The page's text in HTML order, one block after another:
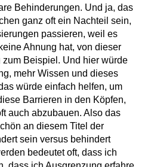
Behinderungen. Und ja, das
ganz oft ein Nachteil sein,
passieren, weil es
Ahnung hat, von dieser
Beispiel. Und hier würde
mehr Wissen und dieses
würde einfach helfen, um
Barrieren in den Köpfen,
auch abzubauen. Also das
an diesem Titel der
sein versus behindert
bedeutet oft, dass ich